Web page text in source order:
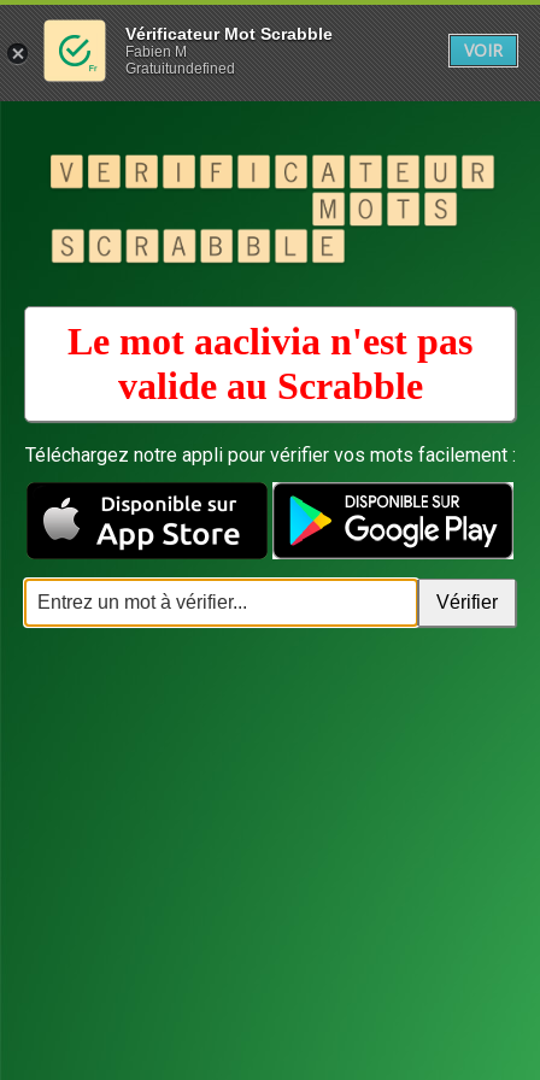
Le mot aaclivia n'est pas
valide au Scrabble
Téléchargez notre appli pour vérifier vos mots facilement :
Vérificateur Mot Scrabble
Fabien M
Gratuitundefined
VOIR